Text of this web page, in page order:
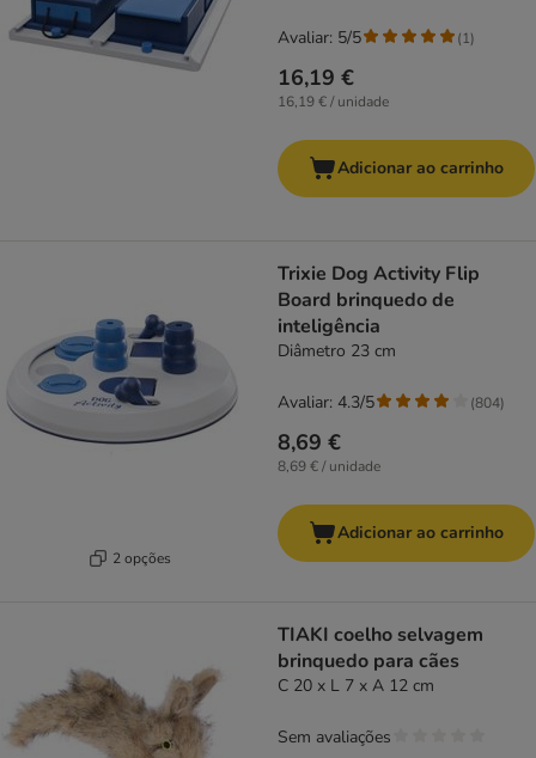
16,19 €
16,19 € / unidade
Avaliar: 5/5 (1)
Adicionar ao carrinho
2 opções
Trixie Dog Activity Flip
Board brinquedo de
inteligência
Diâmetro 23 cm
8,69 €
8,69 € / unidade
Avaliar: 4.3/5 (804)
Adicionar ao carrinho
TIAKI coelho selvagem
brinquedo para cães
C 20 x L 7 x A 12 cm
Sem avaliações